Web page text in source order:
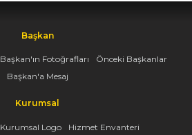
Başkan
Başkan'ın Fotoğrafları
Önceki Başkanlar
Başkan'a Mesaj
Kurumsal
Kurumsal Logo
Hizmet Envanteri